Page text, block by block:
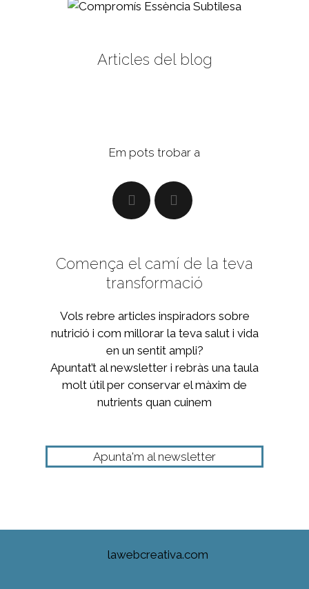
Articles del blog
Em pots trobar a
Comença el camí de la teva
transformació
Vols rebre articles inspiradors sobre
nutrició i com millorar la teva salut i vida
en un sentit ampli?
Apuntat’t al newsletter i rebràs una taula
molt útil per conservar el màxim de
nutrients quan cuinem
Apunta'm al newsletter
lawebcreativa.com